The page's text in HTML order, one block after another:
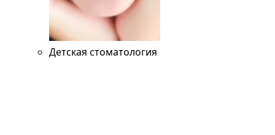
Детская стоматология